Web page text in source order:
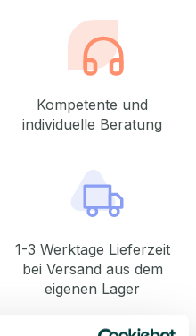
Kompetente und
individuelle Beratung
1-3 Werktage Lieferzeit
bei Versand aus dem
eigenen Lager